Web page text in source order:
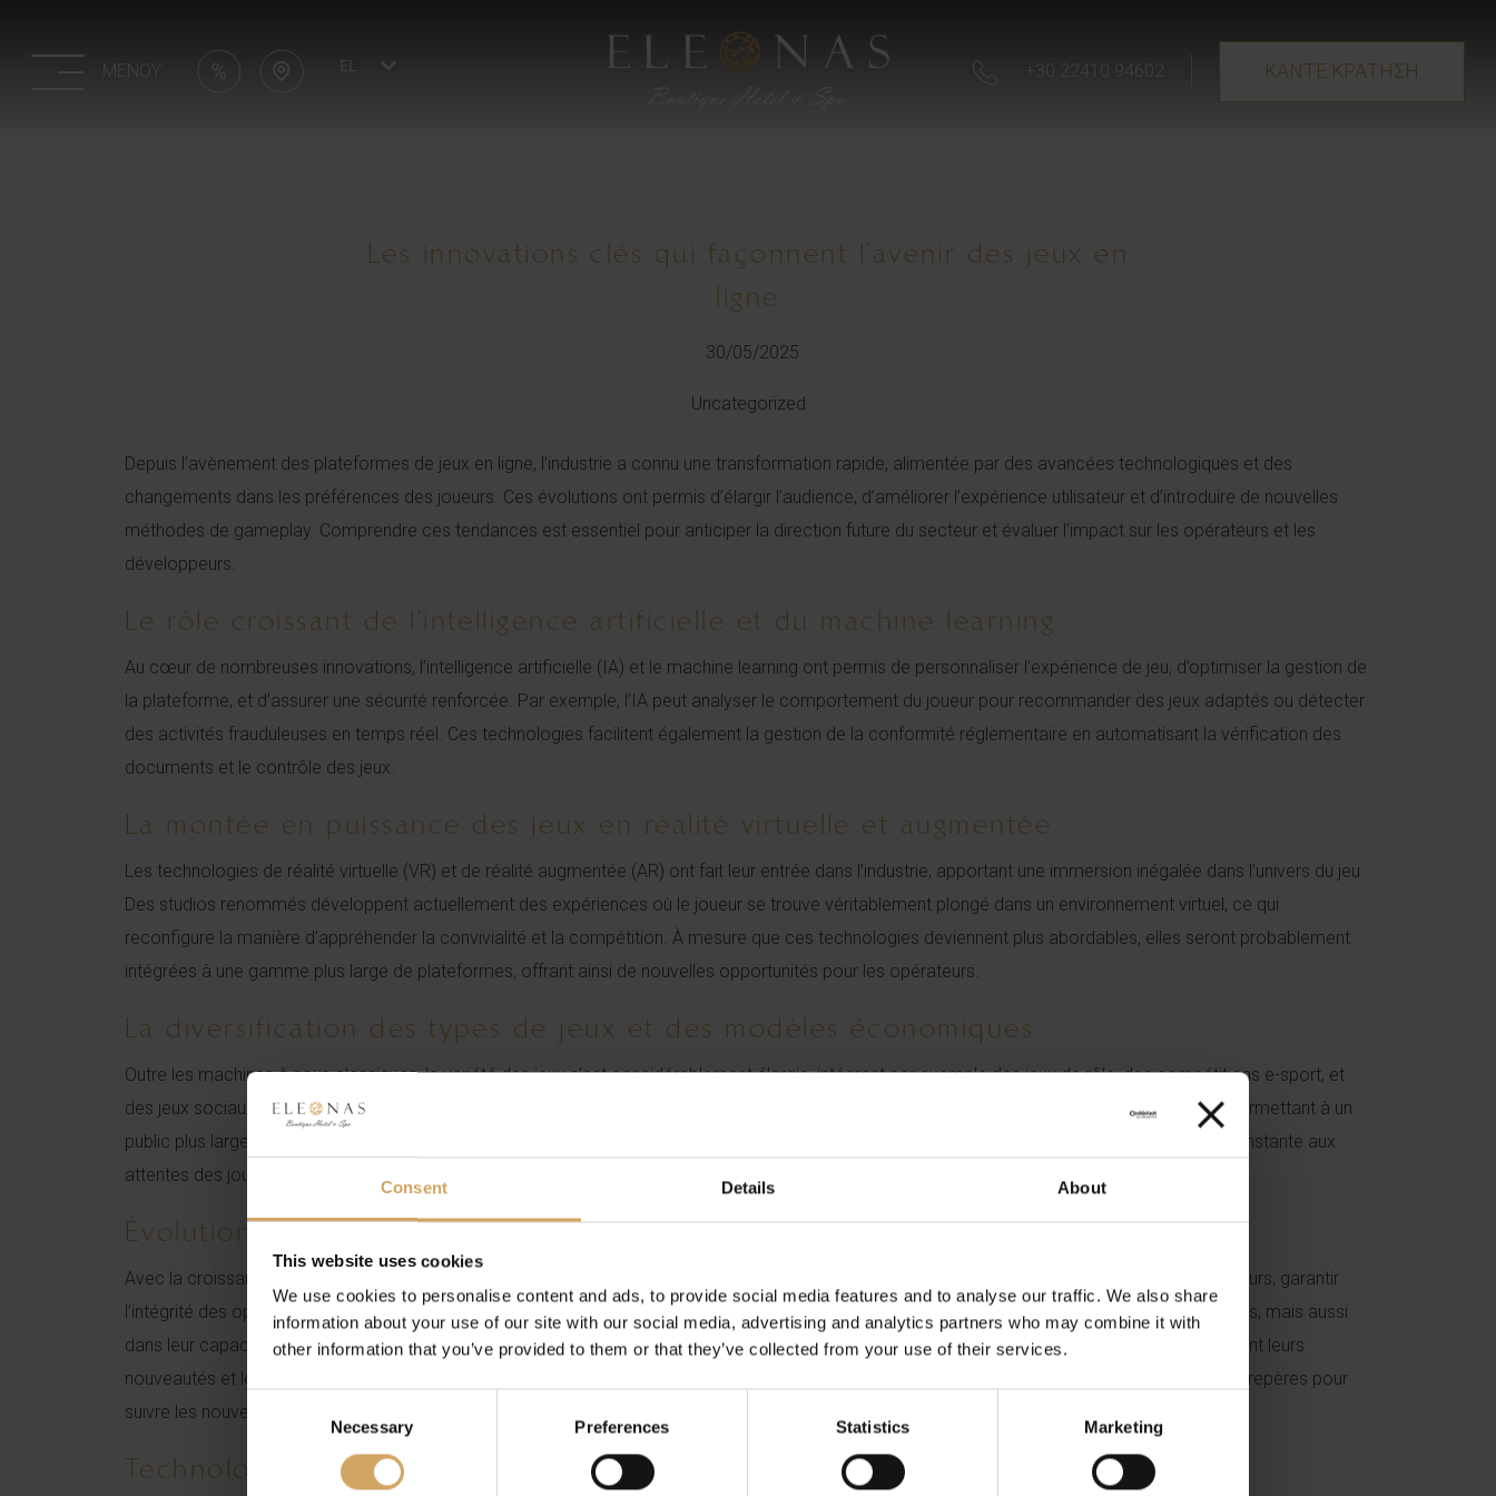
Consent Details About
This website uses cookies
We use cookies to personalise content and ads, to provide social media features and to analyse our traffic. We also share
information about your use of our site with our social media, advertising and analytics partners who may combine it with
other information that you’ve provided to them or that they’ve collected from your use of their services.
Necessary Preferences Statistics Marketing
MENOY EL +30 22410 94602 ΚΑΝΤΕ ΚΡΑΤΗΣΗ
Les innovations clés qui façonnent l’avenir des jeux en
ligne
30/05/2025
Uncategorized
Depuis l’avènement des plateformes de jeux en ligne, l’industrie a connu une transformation rapide, alimentée par des avancées technologiques et des
changements dans les préférences des joueurs. Ces évolutions ont permis d’élargir l’audience, d’améliorer l’expérience utilisateur et d’introduire de nouvelles
méthodes de gameplay. Comprendre ces tendances est essentiel pour anticiper la direction future du secteur et évaluer l’impact sur les opérateurs et les
développeurs.
Le rôle croissant de l’intelligence artificielle et du machine learning
Au cœur de nombreuses innovations, l’intelligence artificielle (IA) et le machine learning ont permis de personnaliser l’expérience de jeu, d’optimiser la gestion de
la plateforme, et d’assurer une sécurité renforcée. Par exemple, l’IA peut analyser le comportement du joueur pour recommander des jeux adaptés ou détecter
des activités frauduleuses en temps réel. Ces technologies facilitent également la gestion de la conformité réglementaire en automatisant la vérification des
documents et le contrôle des jeux.
La montée en puissance des jeux en réalité virtuelle et augmentée
Les technologies de réalité virtuelle (VR) et de réalité augmentée (AR) ont fait leur entrée dans l’industrie, apportant une immersion inégalée dans l’univers du jeu.
Des studios renommés développent actuellement des expériences où le joueur se trouve véritablement plongé dans un environnement virtuel, ce qui
reconfigure la manière d’appréhender la convivialité et la compétition. À mesure que ces technologies deviennent plus abordables, elles seront probablement
intégrées à une gamme plus large de plateformes, offrant ainsi de nouvelles opportunités pour les opérateurs.
La diversification des types de jeux et des modèles économiques
Outre les machines à sous classiques, la variété des jeux s’est considérablement élargie, intégrant par exemple des jeux de rôle, des compétitions e-sport, et
des jeux sociaux. Par ailleurs, la monétisation par le biais de microtransactions et de modèles freemium a changé la dynamique économique, permettant à un
public plus large d’accéder aux jeux tout en générant des revenus significatifs pour les développeurs. Ces tendances reflètent une adaptation constante aux
attentes des joueurs modernes, souvent plus enclins à dépenser pour une expérience immersive et personnalisée.
Évolution réglementaire et enjeux de conformité
Avec la croissance du marché, les enjeux de réglementation se sont intensifiés. La législation évolue rapidement pour protéger les consommateurs, garantir
l’intégrité des opérations et lutter contre le blanchiment d’argent. Les opérateurs doivent faire preuve d’innovation non seulement dans leurs offres, mais aussi
dans leur capacité à se conformer à des normes de plus en plus strictes. À cet égard, il est intéressant de voir comment certains sites centralisent leurs
nouveautés et leurs mises à jour dans des plateformes de référence, telles que
, qui servent de repères pour
suivre les nouveautés en matière de jeux en ligne.
Technologies émergentes et leur impact futur